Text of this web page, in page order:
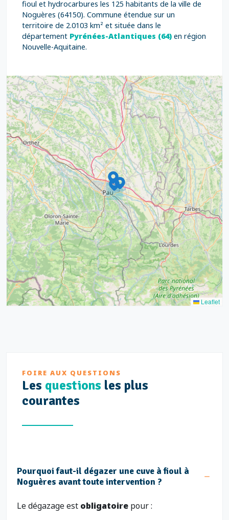
fioul et hydrocarbures les 125 habitants de la ville de
Noguères (64150). Commune étendue sur un
territoire de 2.0103 km² et située dans le
département Pyrénées-Atlantiques (64) en région
Nouvelle-Aquitaine.
2
3
12
4
7
16
9
Leaflet
FOIRE AUX QUESTIONS
Les questions les plus
courantes
Pourquoi faut-il dégazer une cuve à fioul à
Noguères avant toute intervention ?
Le dégazage est obligatoire pour :